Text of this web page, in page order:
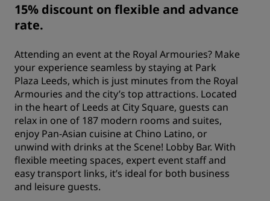
15% discount on flexible and advance
rate.
Attending an event at the Royal Armouries? Make
your experience seamless by staying at Park
Plaza Leeds, which is just minutes from the Royal
Armouries and the city’s top attractions. Located
in the heart of Leeds at City Square, guests can
relax in one of 187 modern rooms and suites,
enjoy Pan-Asian cuisine at Chino Latino, or
unwind with drinks at the Scene! Lobby Bar. With
flexible meeting spaces, expert event staff and
easy transport links, it’s ideal for both business
and leisure guests.